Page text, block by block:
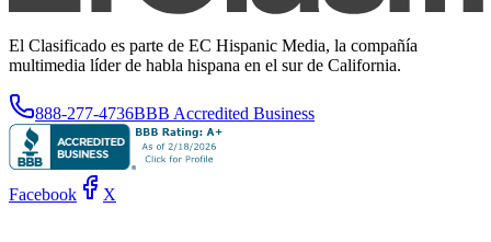
El Clasificado es parte de EC Hispanic Media, la compañía
multimedia líder de habla hispana en el sur de California.
888-277-4736BBB Accredited Business
Facebook X